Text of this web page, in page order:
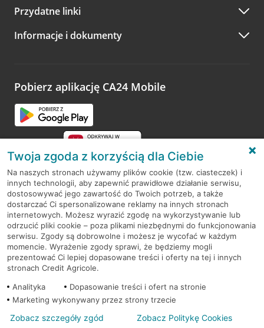
Przydatne linki
Informacje i dokumenty
Pobierz aplikację CA24 Mobile
RODO
Regulamin serwisu
Mapa serwisu
PolitykaCookies
© 2026 Credit Agricole Bank Polska S.A. Wszelkie prawa zastrzeżone
Twoja zgoda z korzyścią dla Ciebie
Na naszych stronach używamy plików cookie (tzw. ciasteczek) i
innych technologii, aby zapewnić prawidłowe działanie serwisu,
dostosowywać jego zawartość do Twoich potrzeb, a także
dostarczać Ci spersonalizowane reklamy na innych stronach
internetowych. Możesz wyrazić zgodę na wykorzystywanie lub
odrzucić pliki cookie – poza plikami niezbędnymi do funkcjonowania
serwisu. Zgody są dobrowolne i możesz je wycofać w każdym
momencie. Wyrażenie zgody sprawi, że będziemy mogli
prezentować Ci lepiej dopasowane treści i oferty na tej i innych
stronach Credit Agricole.
Analityka
Dopasowanie treści i ofert na stronie
Marketing wykonywany przez strony trzecie
Zobacz szczegóły zgód Zobacz Politykę Cookies